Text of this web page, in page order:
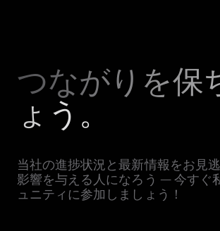
つながりを保
ょう。
当社の進捗状況と最新情報をお見逃
影響を与える人になろう — 今すぐ
ュニティに参加しましょう！